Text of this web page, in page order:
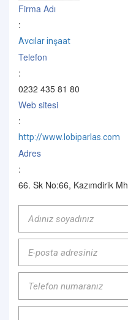
Firma Adı
:
Avcılar inşaat
Telefon
:
0232 435 81 80
Web sitesi
:
http://www.lobiparlas.com
Adres
:
66. Sk No:66, Kazımdirik Mh